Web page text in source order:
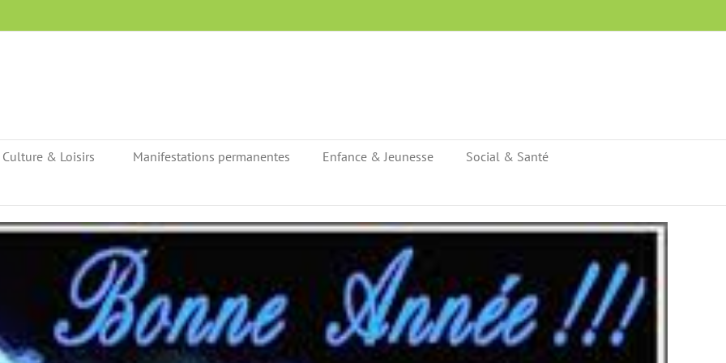
Culture & Loisirs Manifestations permanentes Enfance & Jeunesse
Social & Santé